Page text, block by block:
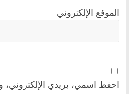
الموقع الإلكتروني
احفظ اسمي، بريدي الإلكتروني،